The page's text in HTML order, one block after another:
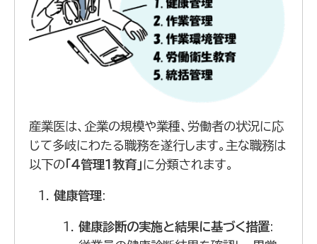
産業医は、企業の規模や業種、労働者の状況に応
じて多岐にわたる職務を遂行します。主な職務は
以下の 「４管理１教育」に分類されます。
健康管理:
健康診断の実施と結果に基づく措置: